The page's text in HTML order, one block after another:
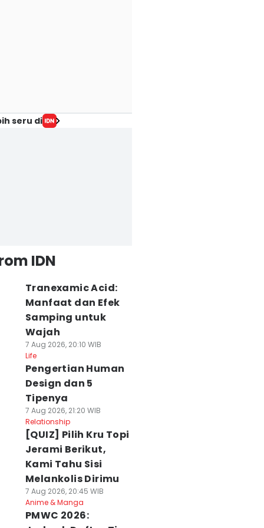
seru di
IDN
Tranexamic Acid:
Manfaat dan Efek
Samping untuk
Wajah
7 Aug 2026, 20:10 WIB
Life
Pengertian Human
Design dan 5
Tipenya
7 Aug 2026, 21:20 WIB
Relationship
[QUIZ] Pilih Kru Topi
Jerami Berikut,
Kami Tahu Sisi
Melankolis Dirimu
7 Aug 2026, 20:45 WIB
Anime & Manga
PMWC 2026: